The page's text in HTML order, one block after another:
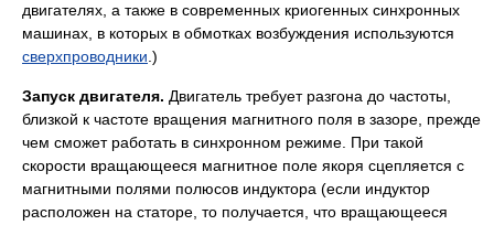
двигателях, а также в современных криогенных синхронных
машинах, в которых в обмотках возбуждения используются
сверхпроводники.)
Запуск двигателя. Двигатель требует разгона до частоты,
близкой к частоте вращения магнитного поля в зазоре, прежде
чем сможет работать в синхронном режиме. При такой
скорости вращающееся магнитное поле якоря сцепляется с
магнитными полями полюсов индуктора (если индуктор
расположен на статоре, то получается, что вращающееся